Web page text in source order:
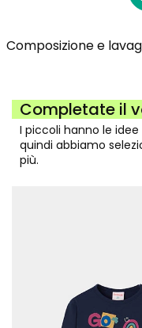
Composizione e
Completate il
I piccoli hanno le
quindi abbiamo
più.